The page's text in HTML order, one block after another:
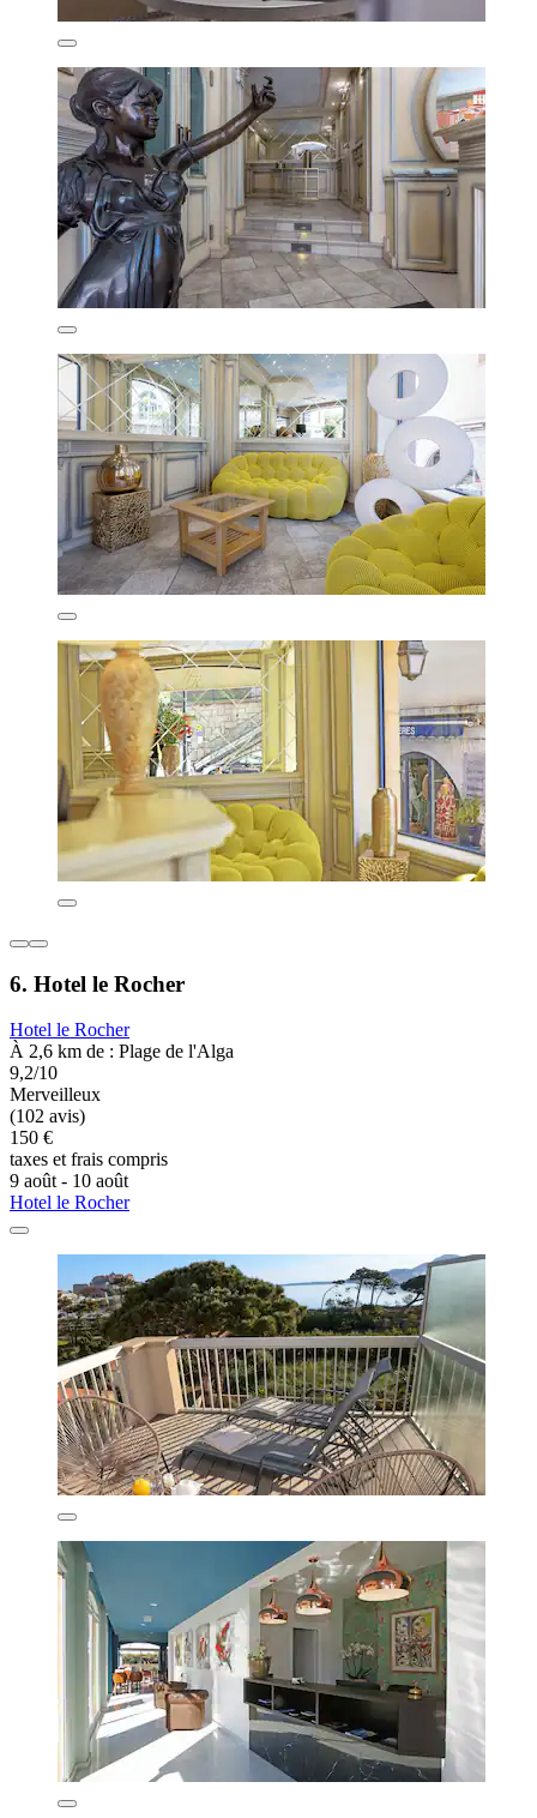
6. Hotel le Rocher
Hotel le Rocher
À 2,6 km de : Plage de l'Alga
9,2/10
Merveilleux
(102 avis)
150 €
taxes et frais compris
9 août - 10 août
Hotel le Rocher